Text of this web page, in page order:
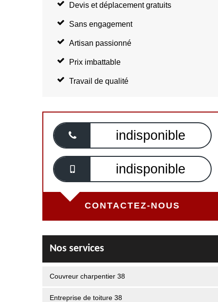
Devis et déplacement gratuits
Sans engagement
Artisan passionné
Prix imbattable
Travail de qualité
indisponible
indisponible
CONTACTEZ-NOUS
Nos services
Couvreur charpentier 38
Entreprise de toiture 38